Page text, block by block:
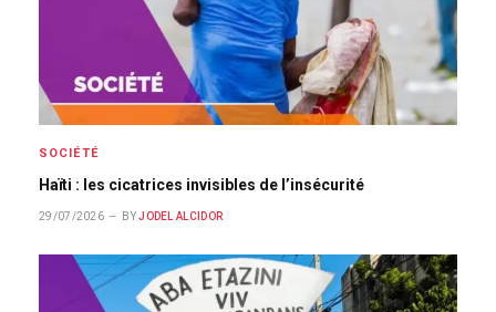
SOCIÉTÉ
Haïti : les cicatrices invisibles de l’insécurité
29/07/2026 BY JODEL ALCIDOR